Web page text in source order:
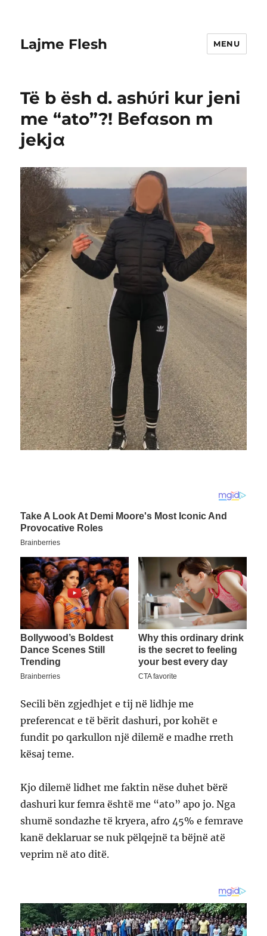
Lajme Flesh MENU
Të b ësh d. ashύri kur jeni
me “ato”?! Βefαson m
jekjα
Secili bën zgjedhjet e tij në lidhje me
preferencat e të bërit dashuri, por kohët e
fundit po qarkullon një dilemë e madhe rreth
kësaj teme.
Kjo dilemë lidhet me faktin nëse duhet bërë
dashuri kur femra është me “ato” apo jo. Nga
shumë sondazhe të kryera, afro 45% e femrave
kanë deklaruar se nuk pëlqejnë ta bëjnë atë
veprim në ato ditë.